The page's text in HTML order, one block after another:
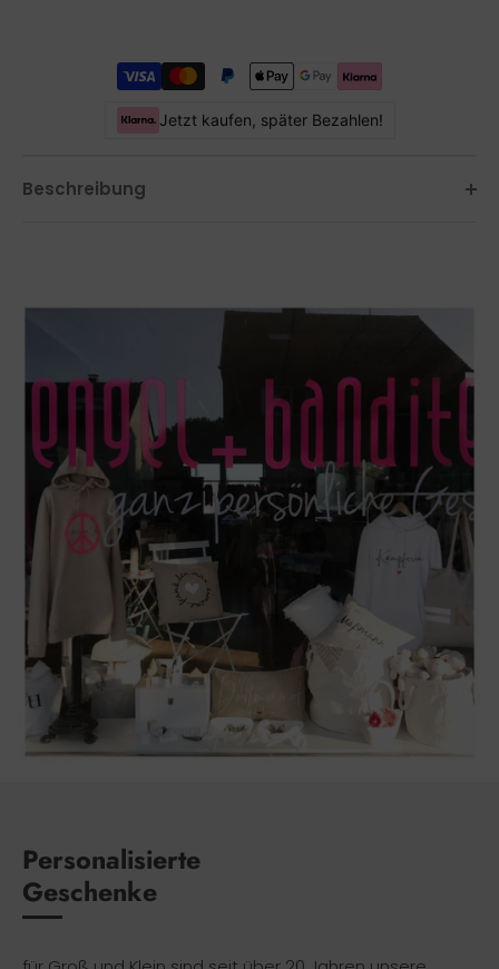
Jetzt kaufen, später Bezahlen!
Beschreibung
Personalisierte
Geschenke